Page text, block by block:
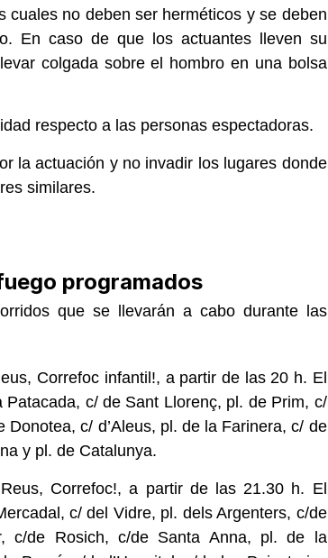
cuales no deben ser herméticos y se deben
En caso de que los actuantes lleven su
colgada sobre el hombro en una bolsa
respecto a las personas espectadoras.
la actuación y no invadir los lugares donde
similares.
programados
que se llevarán a cabo durante las
Correfoc infantil!, a partir de las 20 h. El
c/ de Sant Llorenç, pl. de Prim, c/
c/ d’Aleus, pl. de la Farinera, c/ de
y pl. de Catalunya.
Correfoc!, a partir de las 21.30 h. El
c/ del Vidre, pl. dels Argenters, c/de
c/de Rosich, c/de Santa Anna, pl. de la